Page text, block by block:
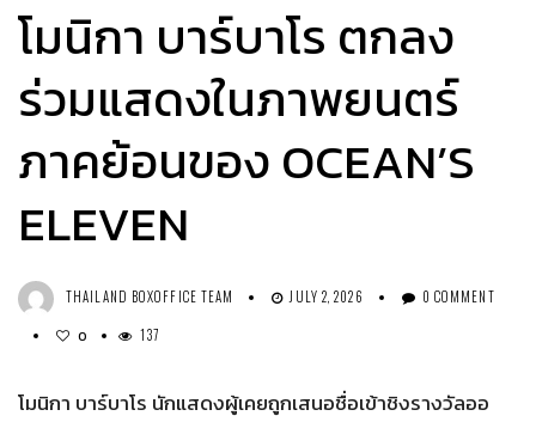
โมนิกา บาร์บาโร ตกลง
ร่วมแสดงในภาพยนตร์
ภาคย้อนของ OCEAN’S
ELEVEN
THAILAND BOXOFFICE TEAM JULY 2, 2026 0 COMMENT
0 137
โมนิกา บาร์บาโร นักแสดงผู้เคยถูกเสนอชื่อเข้าชิงรางวัลออ